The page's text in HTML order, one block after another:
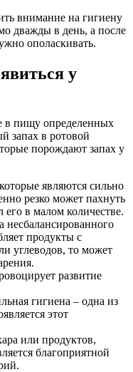
внимание на гигиену
дважды в день, а после
ополаскивать.
у
в пищу определенных
запах в ротовой
порождают запах у
являются сильно
резко может пахнуть
его в малом количестве.
несбалансированного
продукты с
углеводов, то может
развитие
гигиена – одна из
этот
или продуктов,
благоприятной